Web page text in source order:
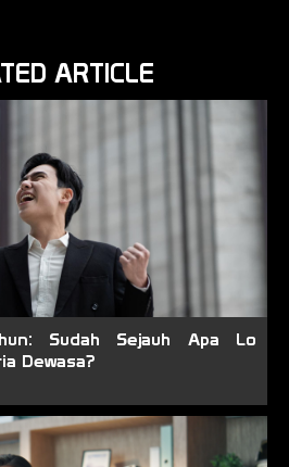
ARTICLE
Sudah Sejauh Apa Lo
Dewasa?